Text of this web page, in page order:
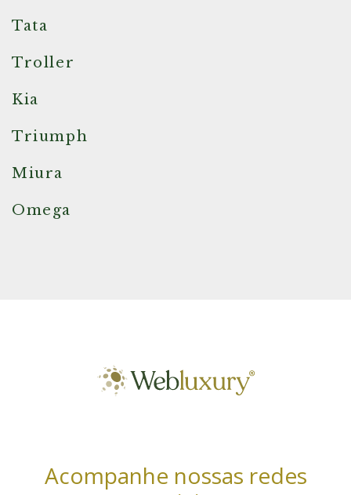
Tata
Troller
Kia
Triumph
Miura
Omega
Acompanhe nossas redes